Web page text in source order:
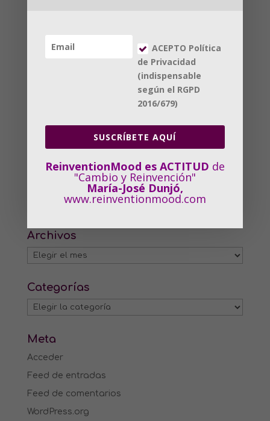
Entradas recientes
La Quinta Revolución Industrial (QRI) y el reto
Desafío «IA generativa y Mujer»
Comentarios recientes
enDesafío «IA generativa y Mujer»
Archivos
Archivos
Categorías
Categorías
Meta
Acceder
Feed de entradas
Feed de comentarios
WordPress.org
ACEPTO Política
de Privacidad
(indispensable
según el RGPD
2016/679)
SUSCRÍBETE AQUÍ
ReinventionMood es ACTITUD de
"Cambio y Reinvención"
María-José Dunjó,
www.reinventionmood.com